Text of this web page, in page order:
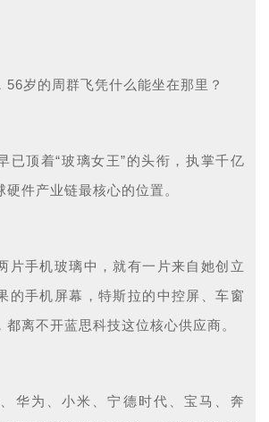
56岁的周群飞凭什么能坐在那里？
已顶着“玻璃女王”的头衔，执掌千亿
件产业链最核心的位置。
片手机玻璃中，就有一片来自她创立
的手机屏幕，特斯拉的中控屏、车窗
都离不开蓝思科技这位核心供应商。
华为、小米、宁德时代、宝马、奔